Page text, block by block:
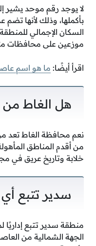
لا يوجد رقم موحد يشير
بأكملها، وذلك لأنها
موزعين على محافظات
اقرأ أيضًا: ما هو اسم
هل الغاط
نعم محافظة الغاط تعد
من أقدم المناطق
خلابة وتاريخ عريق في
سدير تتبع
منطقة سدير تتبع
الجهة الشمالية من